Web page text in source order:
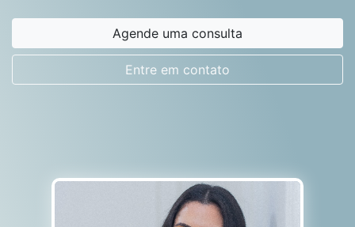
Agende uma consulta
Entre em contato